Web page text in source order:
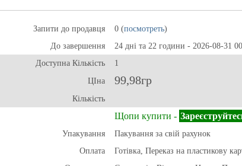
Запити до продавця 0 (посмотреть)
До завершення
24 дні та 22 години - 2026-08-31
Доступна Кількість
1
ЦІна
99,98гр
Кількість
Щопи купити -
Упакування
Пакування за свій рахунок
Оплата
Готівка, Переказ на пластикову